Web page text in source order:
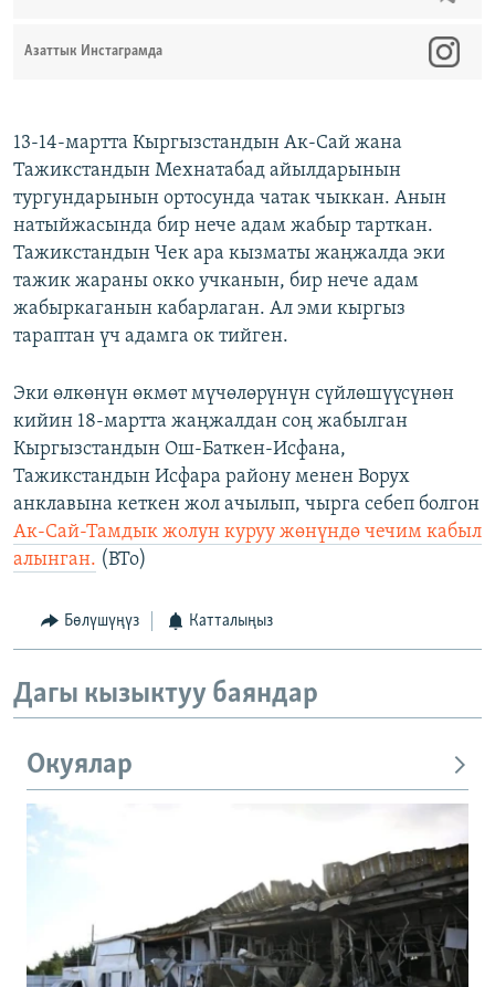
Азаттык Инстаграмда
13-14-мартта Кыргызстандын Ак-Сай жана
Тажикстандын Мехнатабад айылдарынын
тургундарынын ортосунда чатак чыккан. Анын
натыйжасында бир нече адам жабыр тарткан.
Тажикстандын Чек ара кызматы жаңжалда эки
тажик жараны окко учканын, бир нече адам
жабыркаганын кабарлаган. Ал эми кыргыз
тараптан үч адамга ок тийген.
Эки өлкөнүн өкмөт мүчөлөрүнүн сүйлөшүүсүнөн
кийин 18-мартта жаңжалдан соң жабылган
Кыргызстандын Ош-Баткен-Исфана,
Тажикстандын Исфара району менен Ворух
анклавына кеткен жол ачылып, чырга себеп болгон
Ак-Сай-Тамдык жолун куруу жөнүндө чечим кабыл
алынган. (BTo)
Бөлүшүңүз Катталыңыз
Дагы кызыктуу баяндар
Окуялар